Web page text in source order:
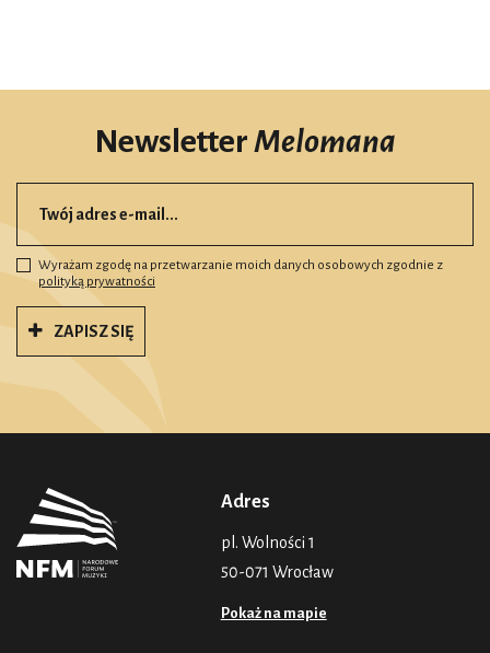
NewsletterMelomana
Wyrażam zgodę na przetwarzanie moich danych osobowych zgodnie z
polityką prywatności
ZAPISZ SIĘ
Adres
pl. Wolności 1
50-071 Wrocław
Pokaż na mapie